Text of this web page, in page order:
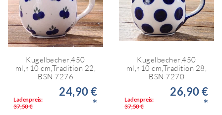
Kugelbecher,450
ml,↑10 cm,Tradition 22,
BSN 7276
Ladenpreis:
37,50 €
24,90 €
*
Kugelbecher,450
ml,↑10 cm,Tradition 28,
BSN 7270
Ladenpreis:
37,50 €
26,90 €
*